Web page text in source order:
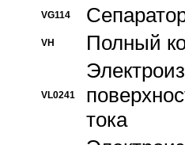
VG114
VH Полный
VL0241
тока